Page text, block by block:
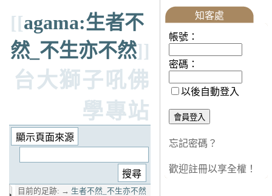
[[agama:生者不
然_不生亦不然]]
台大獅子吼佛
學專站
目前的足跡: → 生者不然_不生亦不然
知客處
帳號：
密碼：
以後自動登入
忘記密碼？
歡迎註冊以享全權！